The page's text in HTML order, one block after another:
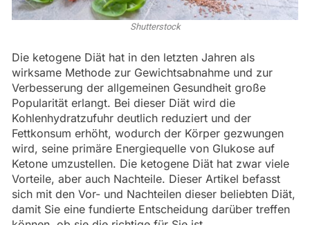
Shutterstock
Die ketogene Diät hat in den letzten Jahren als
wirksame Methode zur Gewichtsabnahme und zur
Verbesserung der allgemeinen Gesundheit große
Popularität erlangt. Bei dieser Diät wird die
Kohlenhydratzufuhr deutlich reduziert und der
Fettkonsum erhöht, wodurch der Körper gezwungen
wird, seine primäre Energiequelle von Glukose auf
Ketone umzustellen. Die ketogene Diät hat zwar viele
Vorteile, aber auch Nachteile. Dieser Artikel befasst
sich mit den Vor- und Nachteilen dieser beliebten Diät,
damit Sie eine fundierte Entscheidung darüber treffen